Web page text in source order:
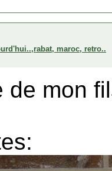
maroc, retro..
de mon